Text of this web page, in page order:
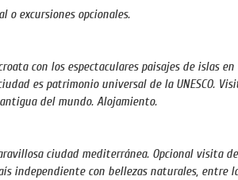
o excursiones opcionales.
con los espectaculares paisajes de islas
es patrimonio universal de la UNESCO.
del mundo. Alojamiento.
ciudad mediterránea. Opcional visita
independiente con bellezas naturales, entre